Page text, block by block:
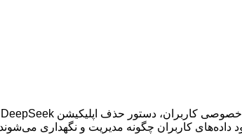
کاربران چگونه مدیریت و نگهداری می‌شوند،